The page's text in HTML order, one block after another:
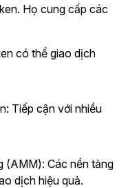
Họ cung cấp các
có thể giao dịch
Tiếp cận với nhiều
(AMM): Các nền tảng
dịch hiệu quả.